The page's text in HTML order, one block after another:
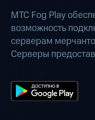
МТС Fog Play
возможность
серверам
Серверы